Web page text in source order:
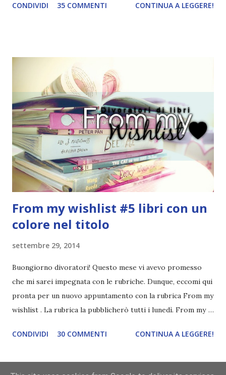
quest'idea. Lo scopo del tag è di associare ad ogni canzone
che sono quelle che decidiamo di non fare ma che qualcun
altro potrebbe decidere di fare; Alla fine del tag si passa il
tag (scusate la ripetizione) ad un'altra blogger. Quest'ultima
aggiunge la sua canzone preferita, una descrizione (come
ho fatto io) e il nome del blog e del profilo (per sapere
anche chi è stato taggato) e dopo passa il tag ad un'altra
blogger che a sua volta deve fare il tag completo più la
canzone scelta dalla persona ch...
CONDIVIDI 35 COMMENTI CONTINUA A LEGGERE!
From my wishlist #5 libri con un
colore nel titolo
settembre 29, 2014
Buongiorno divoratori! Questo mese vi avevo promesso
che mi sarei impegnata con le rubriche. Dunque, eccomi qui
pronta per un nuovo appuntamento con la rubrica From my
wishlist . La rubrica la pubblicherò tutti i lunedì. From my
io. Lo scopo della rubrica è mostrarvi tre libri della mia
CONDIVIDI 30 COMMENTI CONTINUA A LEGGERE!